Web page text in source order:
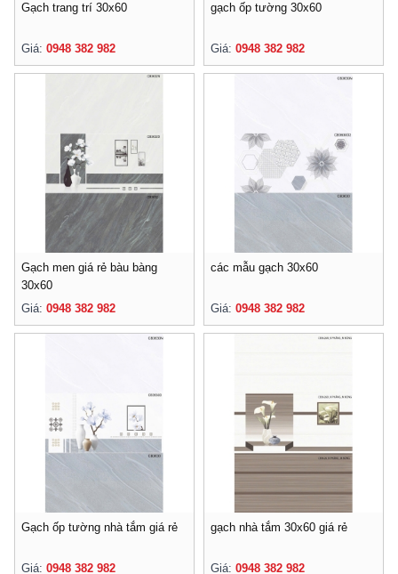
Gạch trang trí 30x60
Giá: 0948 382 982
gạch ốp tường 30x60
Giá: 0948 382 982
Gạch men giá rẻ bàu bàng
30x60
Giá: 0948 382 982
các mẫu gạch 30x60
Giá: 0948 382 982
Gạch ốp tường nhà tắm giá rẻ
Giá: 0948 382 982
gạch nhà tắm 30x60 giá rẻ
Giá: 0948 382 982